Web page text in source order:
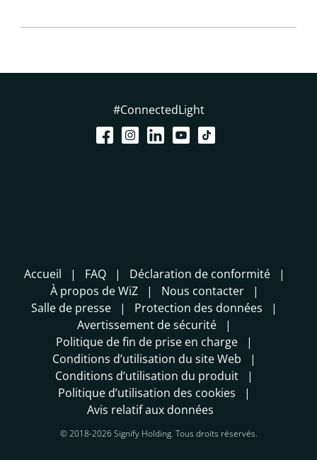
#ConnectedLight
Accueil FAQ
Déclaration de conformité
À propos de WiZ
Nous contacter
Salle de presse
Protection des données
Avertissement de sécurité
Politique de fin de prise en charge
Conditions d’utilisation du site Web
Conditions d’utilisation du produit
Politique d’utilisation des cookies
Avis relatif aux données
© 2018-2026 Signify Holding. Tous droits réservés.